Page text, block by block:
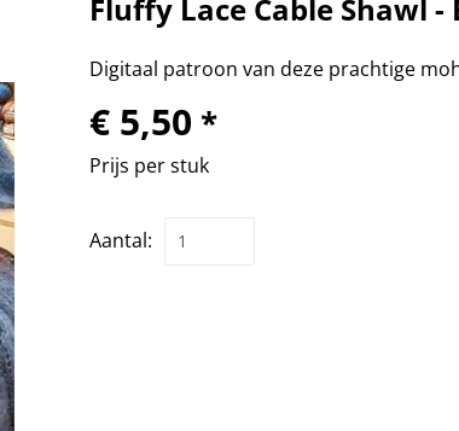
Fluffy Lace Cable Shawl
Digitaal patroon van deze prachtige
€ 5,50 *
Prijs per stuk
Aantal: